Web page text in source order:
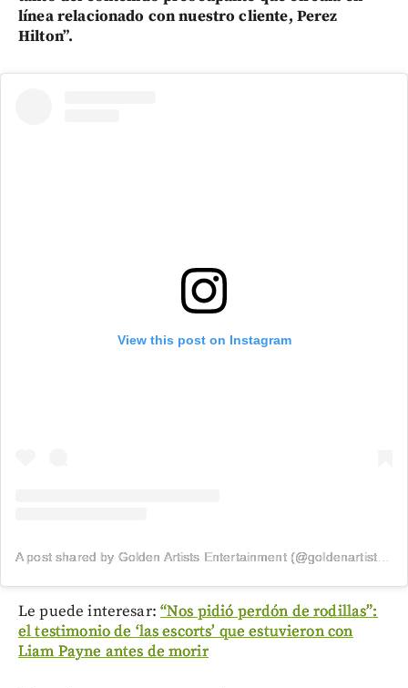
línea relacionado con nuestro cliente, Perez
Hilton”.
View this post on Instagram
Le puede interesar: “Nos pidió perdón de rodillas”:
el testimonio de ‘las escorts’ que estuvieron con
Liam Payne antes de morir